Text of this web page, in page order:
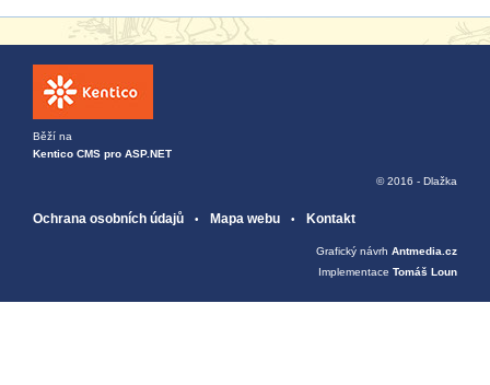
Běží na
Kentico CMS pro ASP.NET
© 2016 - Dlažka
Ochrana osobních údajů Mapa webu Kontakt
Grafický návrh Antmedia.cz
Implementace Tomáš Loun